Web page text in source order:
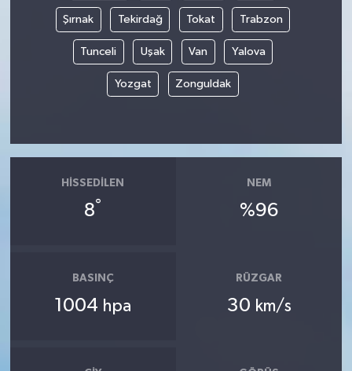
Şırnak Tekirdağ Tokat Trabzon
Tunceli Uşak Van Yalova
Yozgat Zonguldak
HISSEDILEN
8°
NEM
%96
BASINÇ
1004 hpa
RÜZGAR
30 km/s